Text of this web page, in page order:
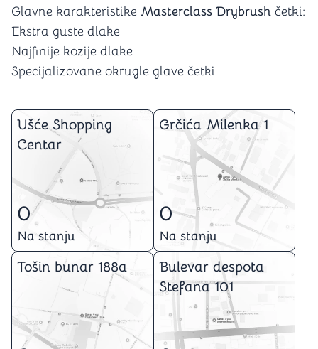
Glavne karakteristike Masterclass Drybrush četki:
Ekstra guste dlake
Najfinije kozije dlake
Specijalizovane okrugle glave četki
Ušće Shopping
Centar
0
Na stanju
Grčića Milenka 1
0
Na stanju
Tošin bunar 188a
Bulevar despota
Stefana 101